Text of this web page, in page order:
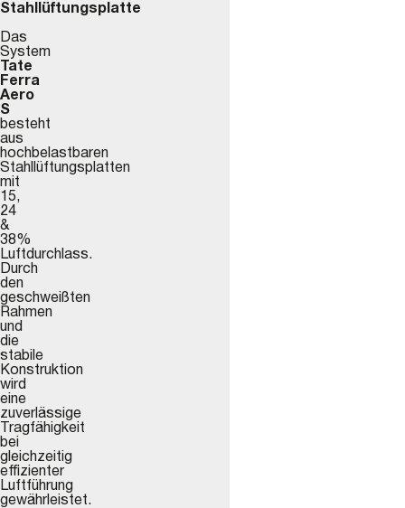
Stahllüftungsplatte
Das
System
Tate
Ferra
Aero
S
besteht
aus
hochbelastbaren
Stahllüftungsplatten
mit
15,
24
&
38%
Luftdurchlass.
Durch
den
geschweißten
Rahmen
und
die
stabile
Konstruktion
wird
eine
zuverlässige
Tragfähigkeit
bei
gleichzeitig
effizienter
Luftführung
gewährleistet.